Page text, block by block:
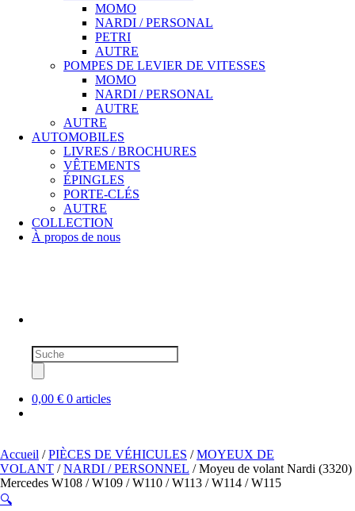
MOMO
NARDI / PERSONAL
PETRI
AUTRE
POMPES DE LEVIER DE VITESSES
MOMO
NARDI / PERSONAL
AUTRE
AUTRE
AUTOMOBILES
LIVRES / BROCHURES
VÊTEMENTS
ÉPINGLES
PORTE-CLÉS
AUTRE
COLLECTION
À propos de nous
Recherche
de
produits
0,00 € 0 articles
Accueil /PIÈCES DE VÉHICULES /MOYEUX DE
VOLANT /NARDI / PERSONNEL / Moyeu de volant Nardi (3320)
Mercedes W108 / W109 / W110 / W113 / W114 / W115
🔍